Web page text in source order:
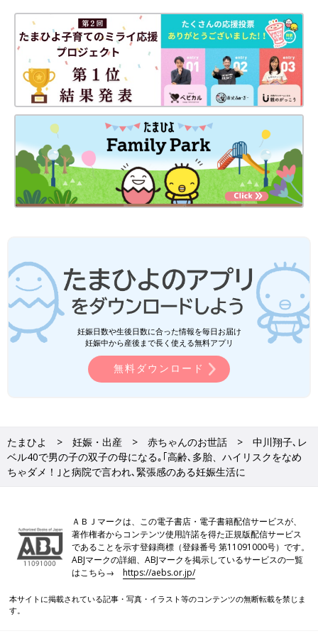
妊娠日数や生後日数に合った情報を毎日お届け
妊娠中から産後まで長く使える無料アプリ
無料ダウンロード
たまひよ 妊娠・出産 赤ちゃんのお世話
中川翔子､レ
ベル40で男の子の双子の母になる｡｢高齢､多胎、ハイリスクをなめ
ちゃダメ！｣と病院で言われ､緊張感のある妊娠生活に
ＡＢＪマークは、この電子書店・電子書籍配信サービスが、
著作権者からコンテンツ使用許諾を得た正規版配信サービス
であることを示す登録商標（登録番号 第11091000号）です。
ABJマークの詳細、ABJマークを掲示しているサービスの一覧
はこちら→https://aebs.or.jp/
本サイトに掲載されている記事・写真・イラスト等のコンテンツの無断転載を禁じま
す。